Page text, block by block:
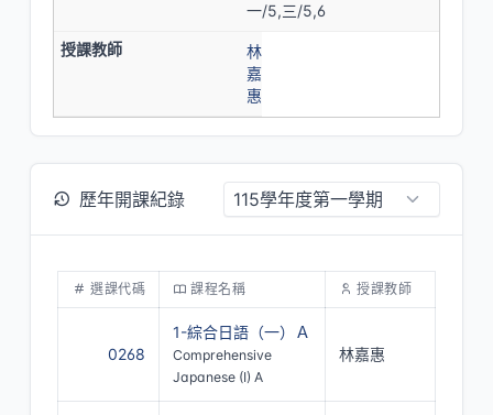
一/5,三/5,6
林
嘉
惠
歷年開課紀錄
選課代碼 課程名稱 授課教師
0268
1-綜合日語（一）Ａ
Comprehensive
Japanese (I) A
林嘉惠